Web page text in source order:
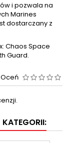
i pozwala na
Marines
dostarczany z
Chaos Space
Guard.
Oceń